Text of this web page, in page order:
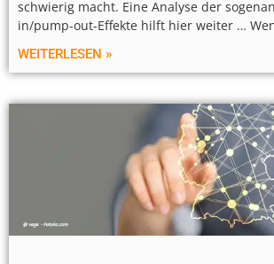
schwierig macht. Eine Analyse der
in/pump-out-Effekte hilft hier weiter …
WEITERLESEN »